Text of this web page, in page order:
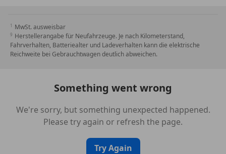
MwSt. ausweisbar
Herstellerangabe für Neufahrzeuge. Je nach Kilometerstand,
Fahrverhalten, Batteriealter und Ladeverhalten kann die elektrische
Reichweite bei Gebrauchtwagen deutlich abweichen.
Something went wrong
We're sorry, but something unexpected happened.
Please try again or refresh the page.
Try Again